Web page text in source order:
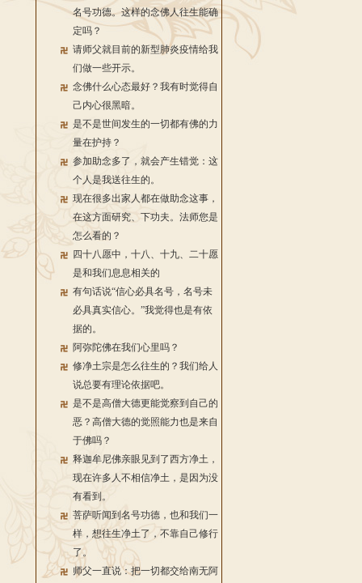
名号功德。这样的念佛人往生能确
定吗？
请师父就目前的新型肺炎疫情给我
们做一些开示。
念佛什么心态最好？我有时觉得自
己内心很黑暗。
是不是世间发生的一切都有佛的力
量在护持？
参加助念多了，就会产生错觉：这
个人是我送往生的。
现在很多出家人都在做助念这事，
在这方面研究、下功夫。法师您是
怎么看的？
四十八愿中，十八、十九、二十愿
是和我们息息相关的
有句话说“信心必具名号，名号未
必具真实信心。”我觉得也是有依
据的。
阿弥陀佛在我们心里吗？
修净土宗是怎么往生的？我们给人
说总要有理论依据吧。
是不是高僧大德更能觉察到自己的
恶？高僧大德的觉照能力也是来自
于佛吗？
释迦牟尼佛亲眼见到了西方净土，
现在许多人不相信净土，是因为没
有看到。
菩萨听闻到名号功德，也和我们一
样，想往生净土了，不靠自己修行
了。
师父一直说：把一切都交给南无阿